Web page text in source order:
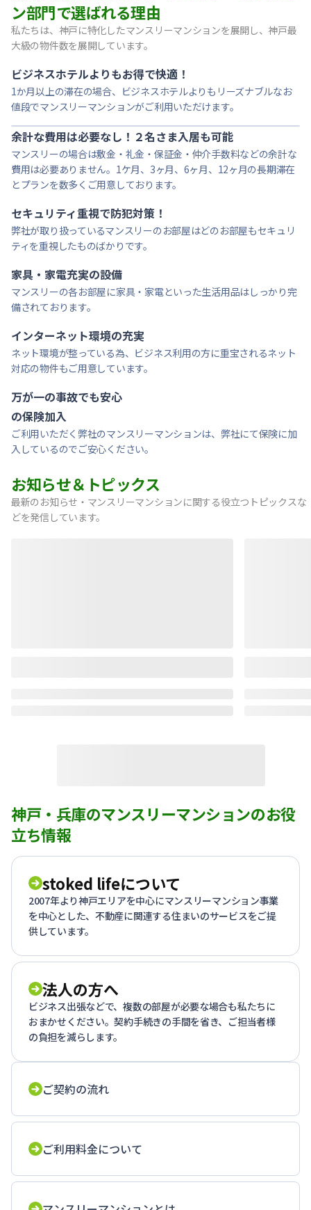
【神戸・春日野道】Sステイ三宮東アスヴェル｜禁煙ルー
【西宮北口】Sステイ西宮北口第２｜禁煙ルーム・Wi-Fiレ
【西宮北口】Sステイ西宮北口第２｜禁煙ルーム・Wi-Fiレ
【神戸・三宮】Sステイ神戸三宮レガニール｜禁煙ルーム
ン部門で選ばれる理由
私たちは、神戸に特化したマンスリーマンションを展開し、神戸最
大級の物件数を展開しています。
ビジネスホテルよりもお得で快適！
1か月以上の滞在の場合、ビジネスホテルよりもリーズナブルなお
値段でマンスリーマンションがご利用いただけます。
余計な費用は必要なし！２名さま入居も可能
マンスリーの場合は敷金・礼金・保証金・仲介手数料などの余計な
費用は必要ありません。1ケ月、3ヶ月、6ヶ月、12ヶ月の長期滞在
とプランを数多くご用意しております。
セキュリティ重視で防犯対策！
弊社が取り扱っているマンスリーのお部屋はどのお部屋もセキュリ
ティを重視したものばかりです。
家具・家電充実の設備
マンスリーの各お部屋に家具・家電といった生活用品はしっかり完
備されております。
インターネット環境の充実
ネット環境が整っている為、ビジネス利用の方に重宝されるネット
対応の物件もご用意しています。
万が一の事故でも安心
の保険加入
ご利用いただく弊社のマンスリーマンションは、弊社にて保険に加
入しているのでご安心ください。
お知らせ＆トピックス
最新のお知らせ・マンスリーマンションに関する役立つトピックスな
どを発信しています。
神戸・兵庫のマンスリーマンションのお役
立ち情報
stoked lifeについて
2007年より神戸エリアを中心にマンスリーマンション事業
を中心とした、不動産に関連する住まいのサービスをご提
供しています。
法人の方へ
ビジネス出張などで、複数の部屋が必要な場合も私たちに
おまかせください。契約手続きの手間を省き、ご担当者様
の負担を減らします。
ご契約の流れ
ご利用料金について